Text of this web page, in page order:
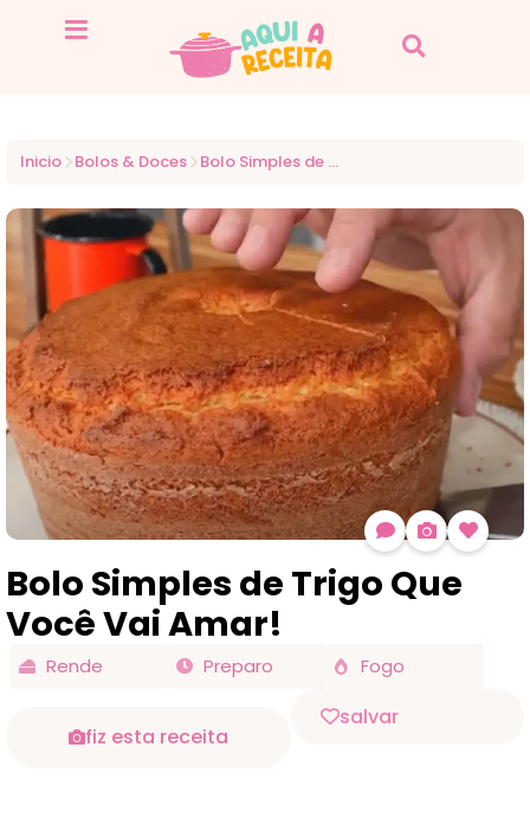
Inicio Bolos & Doces Bolo Simples de Trigo Que Você Vai Amar!
Bolo Simples de Trigo Que
Você Vai Amar!
Rende Preparo Fogo
fiz esta receita
salvar